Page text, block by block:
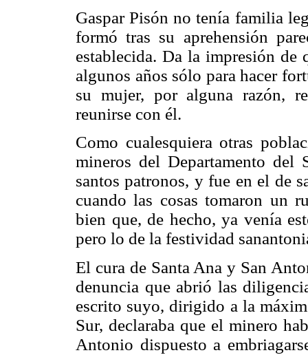
Gaspar Pisón no tenía familia
formó tras su aprehensión
establecida. Da la impresión
algunos años sólo para hacer
su mujer, por alguna razón,
reunirse con él.
Como cualesquiera otras
mineros del Departamento del
santos patronos, y fue en el de
cuando las cosas tomaron un
bien que, de hecho, ya venía
pero lo de la festividad
El cura de Santa Ana y San
denuncia que abrió las
escrito suyo, dirigido a la
Sur, declaraba que el minero
Antonio dispuesto a